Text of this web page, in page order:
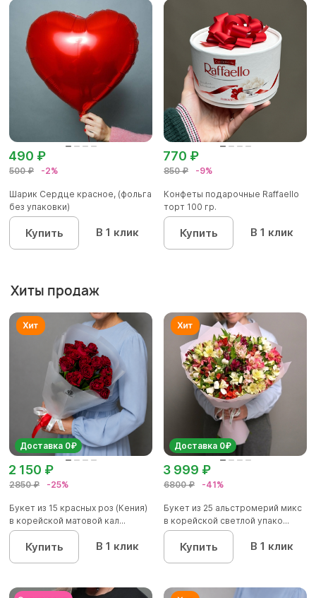
500 ₽ -2%
490 ₽
Шарик Сердце красное, (фольга
без упаковки)
Купить В 1 клик
850 ₽ -9%
770 ₽
Конфеты подарочные Raffaello
торт 100 гр.
Купить В 1 клик
Хиты продаж
Доставка 0₽
2850 ₽ -25%
2 150 ₽
Букет из 15 красных роз (Кения)
в корейской матовой кал...
Купить В 1 клик
Доставка 0₽
6800 ₽ -41%
3 999 ₽
Букет из 25 альстромерий микс
в корейской светлой упако...
Купить В 1 клик